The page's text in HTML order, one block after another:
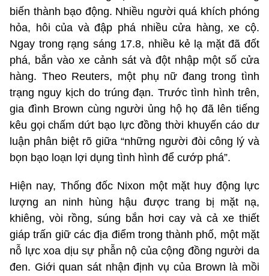
biến thành bạo động. Nhiều người quá khích phóng
hỏa, hôi của và đập phá nhiều cửa hàng, xe cộ.
Ngay trong rạng sáng 17.8, nhiều kẻ lạ mặt đã đốt
phá, bắn vào xe cảnh sát và đột nhập một số cửa
hàng. Theo Reuters, một phụ nữ đang trong tình
trạng nguy kịch do trúng đạn. Trước tình hình trên,
gia đình Brown cùng người ủng hộ họ đã lên tiếng
kêu gọi chấm dứt bạo lực đồng thời khuyến cáo dư
luận phân biệt rõ giữa “những người đòi công lý và
bọn bạo loạn lợi dụng tình hình để cướp phá”.
Hiện nay, Thống đốc Nixon một mặt huy động lực
lượng an ninh hùng hậu được trang bị mặt nạ,
khiêng, vòi rồng, súng bắn hơi cay và cả xe thiết
giáp trấn giữ các địa điểm trong thành phố, một mặt
nỗ lực xoa dịu sự phẫn nộ của cộng đồng người da
đen. Giới quan sát nhận định vụ của Brown là mồi